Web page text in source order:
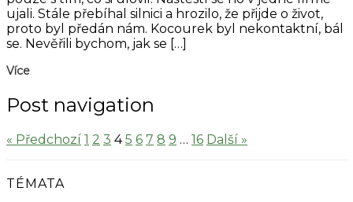
ujali. Stále přebíhal silnici a hrozilo, že přijde o život,
proto byl předán nám. Kocourek byl nekontaktní, bál
se. Nevěřili bychom, jak se […]
Více
Post navigation
« Předchozí 1 2 3 4 5 6 7 8 9 … 16 Další »
TÉMATA